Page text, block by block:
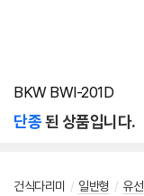
BKW BWI-201D
단종된 상품입니다.
건식다리미 / 일반형 / 유선